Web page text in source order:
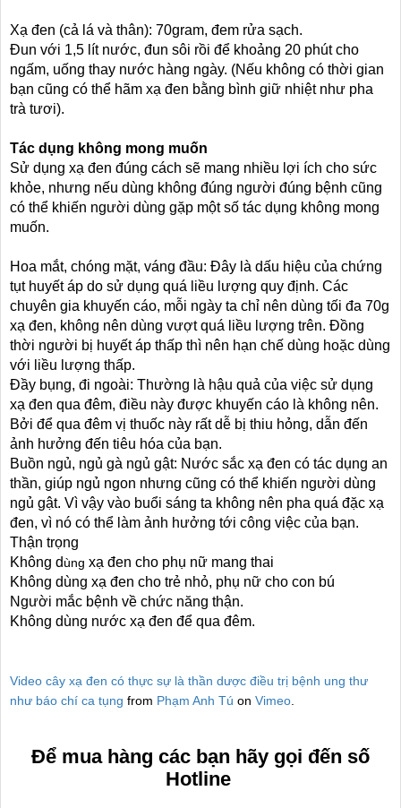
Xạ đen (cả lá và thân): 70gram, đem rửa sạch.
Đun với 1,5 lít nước, đun sôi rồi để khoảng 20 phút cho
ngấm, uống thay nước hàng ngày. (Nếu không có thời gian
bạn cũng có thể hãm xạ đen bằng bình giữ nhiệt như pha
trà tươi).
Tác dụng không mong muốn
Sử dụng xạ đen đúng cách sẽ mang nhiều lợi ích cho sức
khỏe, nhưng nếu dùng không đúng người đúng bệnh cũng
có thể khiến người dùng gặp một số tác dụng không mong
muốn.
Hoa mắt, chóng mặt, váng đầu: Đây là dấu hiệu của chứng
tụt huyết áp do sử dụng quá liều lượng quy định. Các
chuyên gia khuyến cáo, mỗi ngày ta chỉ nên dùng tối đa 70g
xạ đen, không nên dùng vượt quá liều lượng trên. Đồng
thời người bị huyết áp thấp thì nên hạn chế dùng hoặc dùng
với liều lượng thấp.
Đầy bụng, đi ngoài: Thường là hậu quả của việc sử dụng
xạ đen qua đêm, điều này được khuyến cáo là không nên.
Bởi để qua đêm vị thuốc này rất dễ bị thiu hỏng, dẫn đến
ảnh hưởng đến tiêu hóa của bạn.
Buồn ngủ, ngủ gà ngủ gật: Nước sắc xạ đen có tác dụng an
thần, giúp ngủ ngon nhưng cũng có thể khiến người dùng
ngủ gật. Vì vậy vào buổi sáng ta không nên pha quá đặc xạ
đen, vì nó có thể làm ảnh hưởng tới công việc của bạn.
Thận trọng
Không dùng xạ đen cho phụ nữ mang thai
Không dùng xạ đen cho trẻ nhỏ, phụ nữ cho con bú
Người mắc bệnh về chức năng thận.
Không dùng nước xạ đen để qua đêm.
Video cây xạ đen có thực sự là thần dược điều trị bệnh ung thư
như báo chí ca tụng from Phạm Anh Tú on Vimeo
Để mua hàng các bạn hãy gọi đến số
Hotline